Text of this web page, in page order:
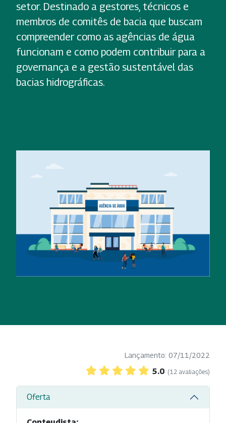
setor. Destinado a gestores, técnicos e
membros de comitês de bacia que buscam
compreender como as agências de água
funcionam e como podem contribuir para a
governança e a gestão sustentável das
bacias hidrográficas.
Lançamento: 07/11/2022
5.0 (12 avaliações)
Oferta